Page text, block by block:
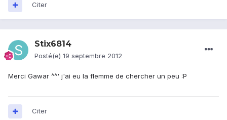
Citer
Stix6814
Posté(e) 19 septembre 2012
Merci Gawar ^^' j'ai eu la flemme de chercher un peu :P
Citer